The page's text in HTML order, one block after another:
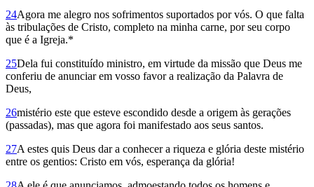
24Agora me alegro nos sofrimentos suportados por vós. O que falta
às tribulações de Cristo, completo na minha carne, por seu corpo
que é a Igreja.*
25Dela fui constituído ministro, em virtude da missão que Deus me
conferiu de anunciar em vosso favor a realização da Palavra de
Deus,
26mistério este que esteve escondido desde a origem às gerações
(passadas), mas que agora foi manifestado aos seus santos.
27A estes quis Deus dar a conhecer a riqueza e glória deste mistério
entre os gentios: Cristo em vós, esperança da glória!